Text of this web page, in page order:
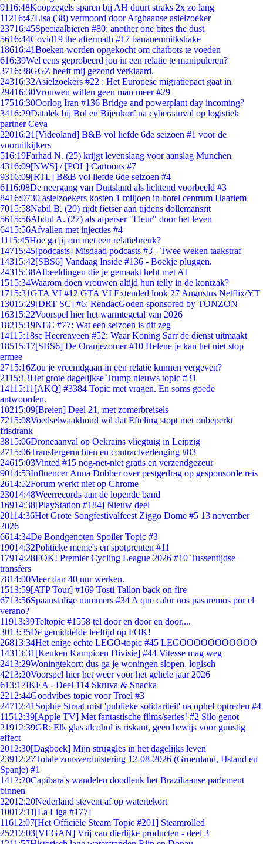
9116:48Koopzegels sparen bij AH duurt straks 2x zo lang
11216:47Lisa (38) vermoord door Afghaanse asielzoeker
23716:45Speciaalbieren #80: another one bites the dust
5616:44Covid19 the aftermath #17 bananenmilkshake
18616:41Boeken worden opgekocht om chatbots te voeden
616:39Wel eens geprobeerd jou in een relatie te manipuleren?
3716:38GGZ heeft mij gezond verklaard.
24316:32Asielzoekers #22 : Het Europese migratiepact gaat in
29416:30Vrouwen willen geen man meer #29
17516:30Oorlog Iran #136 Bridge and powerplant day incoming?
3416:29Datalek bij Bol en Bijenkorf na cyberaanval op logistiek
partner Ceva
22016:21 [Videoland] B&B vol liefde 6de seizoen #1 voor de
vooruitkijkers
516:19Farhad N. (25) krijgt levenslang voor aanslag Munchen
4316:09[NWS] / [POL] Cartoons #7
9316:09[RTL] B&B vol liefde 6de seizoen #4
6116:08De neergang van Duitsland als lichtend voorbeeld #3
8416:0730 asielzoekers kosten 1 miljoen in hotel centrum Haarlem
7015:58Nabil B. (20) rijdt fietser aan tijdens dollemansrit
5615:56Abdul A. (27) als afperser "Fleur" door het leven
6415:56Afvallen met injecties #4
1115:45Hoe ga jij om met een relatiebreuk?
14715:45[podcasts] Misdaad podcasts #3 - Twee weken taakstraf
14315:42[SBS6] Vandaag Inside #136 - Boekje pluggen.
24315:38Afbeeldingen die je gemaakt hebt met AI
1515:34Waarom doen vrouwen altijd hun telly in de kontzak?
1715:31GTA VI #12 GTA VI Extended look 27 Augustus Netflix/YT
13015:29[DRT SC] #6: RendacGoden sponsored by TONZON
16315:22Voorspel hier het warmtegetal van 2026
18215:19NEC #77: Wat een seizoen is dit zeg
14115:18sc Heerenveen #52: Waar Koning Sarr de dienst uitmaakt
18515:17[SBS6] De Oranjezomer #10 Helene je kan het niet stop
ermee
2715:16Zou je vreemdgaan in een relatie kunnen vergeven?
2115:13Het grote dagelijkse Trump nieuws topic #31
14115:11 [AKQ] #3384 Topic met vragen. En soms goede
antwoorden.
10215:09[Breien] Deel 21, met zomerbreisels
7215:08Voedselwaakhond wil dat Efteling stopt met onbeperkt
frisdrank
3815:06Droneaanval op Oekrains vliegtuig in Leipzig
2715:06Transfergeruchten en contractverlenging #83
24615:03Vinted #15 nog-net-niet gratis en verzendgezeur
9014:53Influencer Anna Dobber over pestgedrag op gesponsorde reis
2614:52Forum werkt niet op Chrome
23014:48Weerrecords aan de lopende band
16914:38[PlayStation #184] Nieuw deel
20114:36Het Grote Songfestivalfeest Ziggo Dome #5 13 november
2026
6614:34De Bondgenoten Spoiler Topic #3
19014:32Politieke meme's en spotprenten #11
17914:28FOK! Premier Cycling League 2026 #10 Tussentijdse
transfers
7814:00Meer dan 40 uur werken.
1513:59[ATP Tour] #169 Tosti Tallon back on fire
6713:56Spaanstalige nummers #34 A que calor nos pasaremos por el
verano?
11913:39Teltopic #1558 tel door en door en door....
3013:35De gemiddelde leeftijd op FOK!
26813:34Het enige echte LEGO-topic #45 LEGOOOOOOOOOOO
14313:31 [Keuken Kampioen Divisie] #44 Vitesse mag weg
2413:29Woningtekort: dus ga je woningen slopen, logisch
4213:20Voorspel hier het weer voor het gehele jaar 2026
613:17IKEA - Deel 114 Skruva & Snacka
2212:44Goodvibes topic voor Troel #3
24712:41 Sophie Straat mist 'publieke solidariteit' na ophef optreden #4
11512:39[Apple TV] Met fantastische films/series! #2 Silo genot
21912:39GR: Elk glas alcohol is riskant, geen bewijs voor gunstig
effect
2012:30[Dagboek] Mijn struggles in het dagelijks leven
23912:27Totale zonsverduistering 12-08-2026 (Groenland, IJsland en
Spanje) #1
1412:20Capibara's wandelen doodleuk het Braziliaanse parlement
binnen
22012:20Nederland stevent af op watertekort
10012:11 [La Liga #177]
11612:07[Het Officiële Steam Topic #201] Steamrolled
25212:03[VEGAN] Vrij van dierlijke producten - deel 3